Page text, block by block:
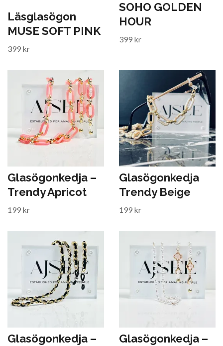
Läsglasögon
MUSE SOFT PINK
399 kr
SOHO GOLDEN
HOUR
399 kr
Glasögonkedja –
Trendy Apricot
199 kr
Glasögonkedja
Trendy Beige
199 kr
Glasögonkedja –
Glasögonkedja –